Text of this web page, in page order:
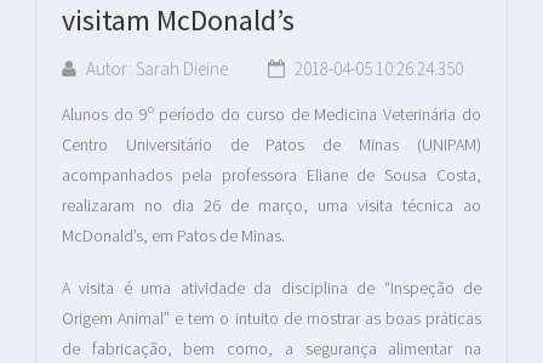
visitam McDonald’s
Autor: Sarah Dieine 2018-04-05 10:26:24.350
Alunos do 9º período do curso de Medicina Veterinária do
Centro Universitário de Patos de Minas (UNIPAM)
acompanhados pela professora Eliane de Sousa Costa,
realizaram no dia 26 de março, uma visita técnica ao
McDonald’s, em Patos de Minas.
A visita é uma atividade da disciplina de “Inspeção de
Origem Animal” e tem o intuito de mostrar as boas práticas
de fabricação, bem como, a segurança alimentar na